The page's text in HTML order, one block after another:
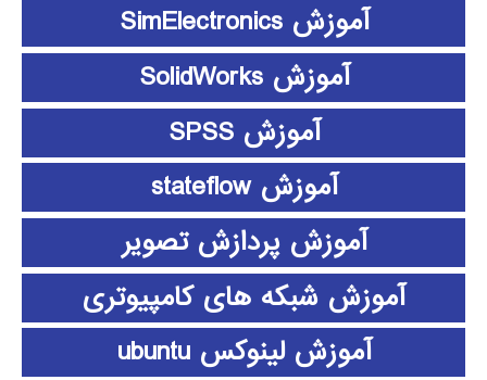
آموزش SimElectronics
آموزش SolidWorks
آموزش SPSS
آموزش stateflow
آموزش پردازش تصویر
آموزش شبکه های کامپیوتری
آموزش لینوکس ubuntu